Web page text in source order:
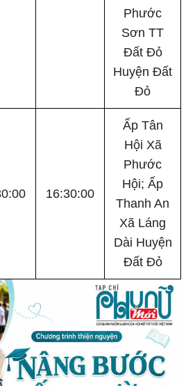
Phước
Sơn TT
Đất Đỏ
Huyện Đất
Đỏ
16:30:00
Ấp Tân
Hội Xã
Phước
Hội; Ấp
Thanh An
Xã Láng
Dài Huyện
Đất Đỏ